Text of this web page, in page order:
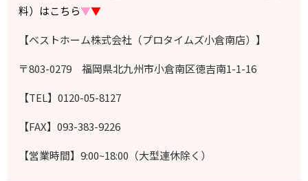
料）はこちら▼▼
【ベストホーム株式会社（プロタイムズ小倉南店）】
〒803-0279 福岡県北九州市小倉南区徳吉南1-1-16
【TEL】0120-05-8127
【FAX】093-383-9226
【営業時間】9:00~18:00（大型連休除く）